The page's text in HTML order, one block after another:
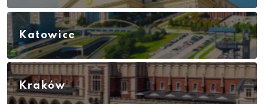
Katowice
Kraków